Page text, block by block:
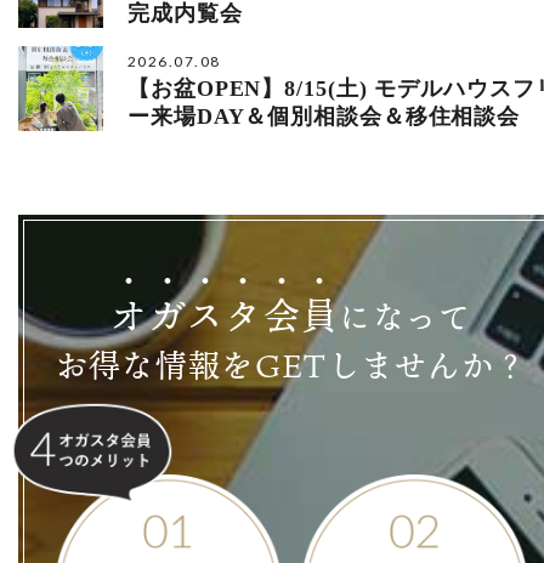
完成内覧会
2026.07.08
【お盆OPEN】8/15(土) モデルハウスフ
ー来場DAY＆個別相談会＆移住相談会
オガス タ会員になって
お得な情報をGETしませんか？